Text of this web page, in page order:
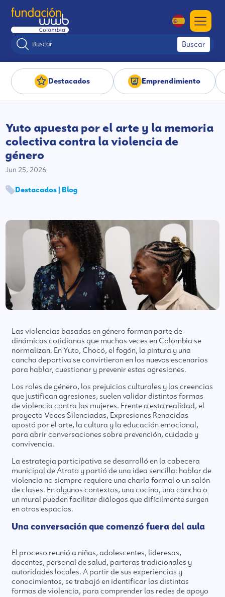
Buscar
Destacados Emprendimiento
Yuto apuesta por el arte y la memoria
colectiva contra la violencia de
género
Jun 25, 2026
Destacados | Blog
Las violencias basadas en género forman parte de
dinámicas cotidianas que muchas veces en Colombia se
normalizan. En Yuto, Chocó, el fogón, la pintura y una
cancha deportiva se convirtieron en los nuevos escenarios
para hablar, cuestionar y prevenir estas agresiones.
Los roles de género, los prejuicios culturales y las creencias
que justifican agresiones, suelen validar distintas formas
de violencia contra las mujeres. Frente a esta realidad, el
proyecto Voces Silenciadas, Expresiones Renacidas
apostó por el arte, la cultura y la educación emocional,
para abrir conversaciones sobre prevención, cuidado y
convivencia.
La estrategia participativa se desarrolló en la cabecera
municipal de Atrato y partió de una idea sencilla: hablar de
violencia no siempre requiere una charla formal o un salón
de clases. En algunos contextos, una cocina, una cancha o
un mural pueden facilitar diálogos que difícilmente surgen
en otros espacios.
Una conversación que comenzó fuera del aula
El proceso reunió a niñas, adolescentes, lideresas,
docentes, personal de salud, parteras tradicionales y
autoridades locales. A partir de sus experiencias y
conocimientos, se trabajó en identificar las distintas
formas de violencia, para comprender las redes de apoyo